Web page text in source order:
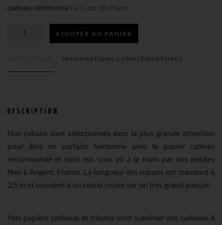
cadeau cérémonie
.
QUANTITÉ
BLANC
N°201
AJOUTER AU PANIER
DESCRIPTION INFORMATIONS COMPLÉMENTAIRES
DESCRIPTION
Nos rubans sont sélectionnés avec la plus grande attention
pour être en parfaite harmonie avec le papier cadeau
recommandé et sont mis sous pli à la main par nos petites
fées à Angers, France. La longueur des rubans est standard à
2,5 m et convient à un nœud croisé sur un très grand paquet.
Nos papiers cadeaux et rubans vont sublimer vos cadeaux à